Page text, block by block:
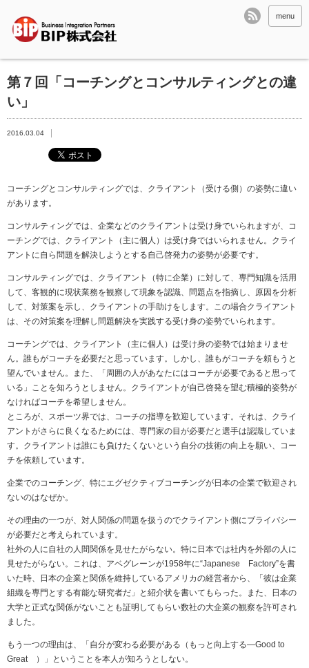
menu
第７回「コーチングとコンサルティングとの違
い」
2016.03.04
コーチングとコンサルティングでは、クライアント（受ける側）の姿勢に違い
があります。
コンサルティングでは、企業などのクライアントは受け身でいられますが、コ
ーチングでは、クライアント（主に個人）は受け身ではいられません。クライ
アントに自ら問題を解決しようとする自己啓発力の姿勢が必要です。
コンサルティングでは、クライアント（特に企業）に対して、専門知識を活用
して、客観的に現状業務を観察して現象を認識、問題点を指摘し、原因を分析
して、対策案を示し、クライアントの手助けをします。この場合クライアント
は、その対策案を理解し問題解決を実践する受け身の姿勢でいられます。
コーチングでは、クライアント（主に個人）は受け身の姿勢では始まりませ
ん。誰もがコーチを必要だと思っています。しかし、誰もがコーチを頼もうと
望んでいません。また、「周囲の人があなたにはコーチが必要であると思って
いる」ことを知ろうとしません。クライアントが自己啓発を望む積極的姿勢が
なければコーチを希望しません。
ところが、スポーツ界では、コーチの指導を歓迎しています。それは、クライ
アントがさらに良くなるためには、専門家の目が必要だと選手は認識していま
す。クライアントは誰にも負けたくないという自分の技術の向上を願い、コー
チを依頼しています。
企業でのコーチング、特にエグゼクティブコーチングが日本の企業で歓迎され
ないのはなぜか。
その理由の一つが、対人関係の問題を扱うのでクライアント側にブライバシー
が必要だと考えられています。
社外の人に自社の人間関係を見せたがらない。特に日本では社内を外部の人に
見せたがらない。これは、アベグレーンが1958年に“Japanese Factory”を書
いた時、日本の企業と関係を維持しているアメリカの経営者から、「彼は企業
組織を専門とする有能な研究者だ」と紹介状を書いてもらった。また、日本の
大学と正式な関係がないことも証明してもらい数社の大企業の観察を許可され
ました。
もう一つの理由は、「自分が変わる必要がある（もっと向上する―Good to
Great ）」ということを本人が知ろうとしない。